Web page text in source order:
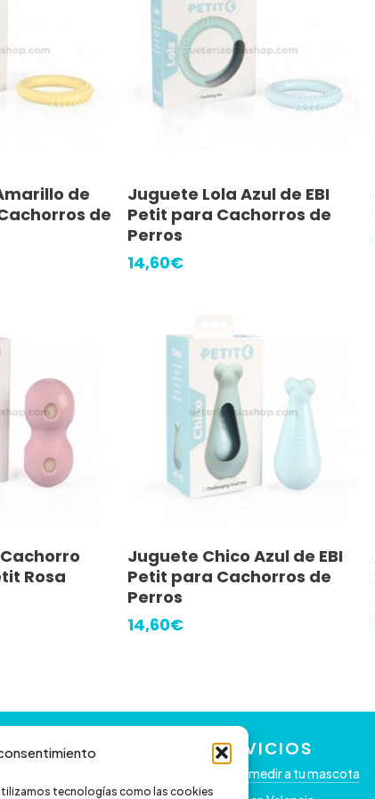
tecnologías como las cookies
Carrito
de
de
Añadir Al Carrito
Juguete Lola Azul de EBI
Petit para Cachorros de
Perros
14,60€
Rosa
Añadir Al Carrito
Juguete Chico Azul de EBI
Petit para Cachorros de
Perros
14,60€
ayudamos SERVICIOS
Como medir a tu mascota